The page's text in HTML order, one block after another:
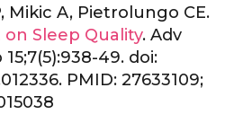
Mikic A, Pietrolungo CE.
Sleep Quality. Adv
49. doi:
PMID: 27633109;